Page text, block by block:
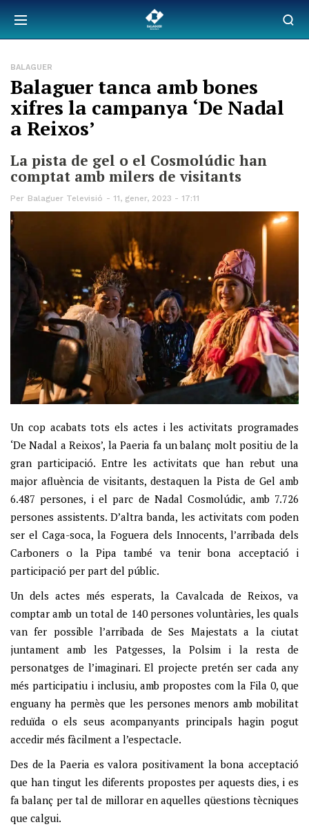
BALAGUER
Balaguer tanca amb bones
xifres la campanya ‘De Nadal
a Reixos’
La pista de gel o el Cosmolúdic han
comptat amb milers de visitants
Per Balaguer Televisió 11, gener, 2023 - 17:11
Un cop acabats tots els actes i les activitats programades
‘De Nadal a Reixos’, la Paeria fa un balanç molt positiu de la
gran participació. Entre les activitats que han rebut una
major afluència de visitants, destaquen la Pista de Gel amb
6.487 persones, i el parc de Nadal Cosmolúdic, amb 7.726
persones assistents. D’altra banda, les activitats com poden
ser el Caga-soca, la Foguera dels Innocents, l’arribada dels
Carboners o la Pipa també va tenir bona acceptació i
participació per part del públic.
Un dels actes més esperats, la Cavalcada de Reixos, va
comptar amb un total de 140 persones voluntàries, les quals
van fer possible l’arribada de Ses Majestats a la ciutat
juntament amb les Patgesses, la Polsim i la resta de
personatges de l’imaginari. El projecte pretén ser cada any
més participatiu i inclusiu, amb propostes com la Fila 0, que
enguany ha permès que les persones menors amb mobilitat
reduïda o els seus acompanyants principals hagin pogut
accedir més fàcilment a l’espectacle.
Des de la Paeria es valora positivament la bona acceptació
que han tingut les diferents propostes per aquests dies, i es
fa balanç per tal de millorar en aquelles qüestions tècniques
que calgui.